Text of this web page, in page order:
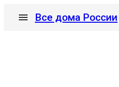
Все дома России